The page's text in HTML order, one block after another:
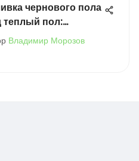
чернового пола
теплый пол:
Владимир Морозов